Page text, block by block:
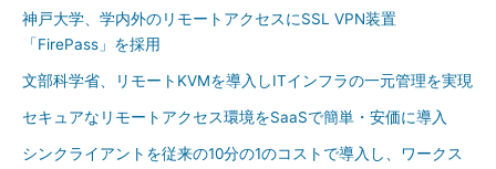
神戸大学、学内外のリモートアクセスにSSL VPN装置
「FirePass」を採用
文部科学省、リモートKVMを導入しITインフラの一元管理を実現
セキュアなリモートアクセス環境をSaaSで簡単・安価に導入
シンクライアントを従来の10分の1のコストで導入し、ワークス